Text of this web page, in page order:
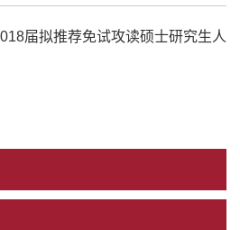
届拟推荐免试攻读硕士研究生人